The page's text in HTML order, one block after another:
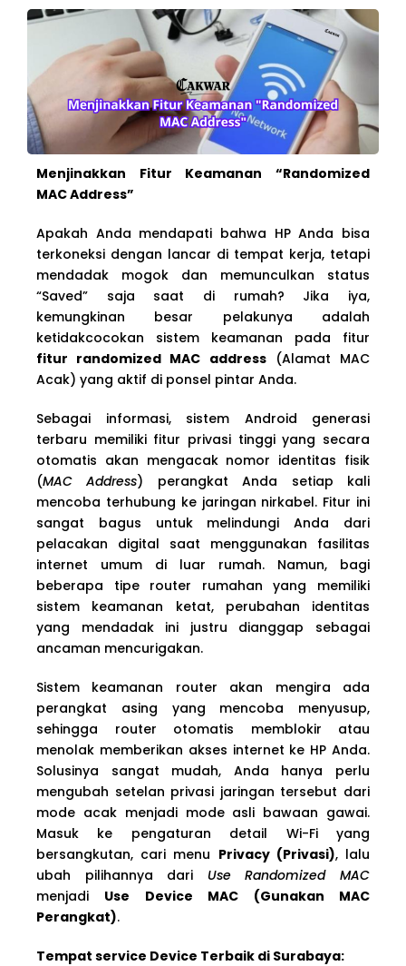
Menjinakkan Fitur Keamanan “Randomized
MAC Address”
Apakah Anda mendapati bahwa HP Anda bisa
terkoneksi dengan lancar di tempat kerja, tetapi
mendadak mogok dan memunculkan status
“Saved” saja saat di rumah? Jika iya,
kemungkinan besar pelakunya adalah
ketidakcocokan sistem keamanan pada fitur
fitur randomized MAC address(Alamat MAC
Acak) yang aktif di ponsel pintar Anda.
Sebagai informasi, sistem Android generasi
terbaru memiliki fitur privasi tinggi yang secara
otomatis akan mengacak nomor identitas fisik
(MAC Address) perangkat Anda setiap kali
mencoba terhubung ke jaringan nirkabel. Fitur ini
sangat bagus untuk melindungi Anda dari
pelacakan digital saat menggunakan fasilitas
internet umum di luar rumah. Namun, bagi
beberapa tipe router rumahan yang memiliki
sistem keamanan ketat, perubahan identitas
yang mendadak ini justru dianggap sebagai
ancaman mencurigakan.
Sistem keamanan router akan mengira ada
perangkat asing yang mencoba menyusup,
sehingga router otomatis memblokir atau
menolak memberikan akses internet ke HP Anda.
Solusinya sangat mudah, Anda hanya perlu
mengubah setelan privasi jaringan tersebut dari
mode acak menjadi mode asli bawaan gawai.
Masuk ke pengaturan detail Wi-Fi yang
bersangkutan, cari menu Privacy (Privasi), lalu
ubah pilihannya dari Use Randomized MAC
menjadi Use Device MAC (Gunakan MAC
Perangkat).
Tempat service Device Terbaik di Surabaya: